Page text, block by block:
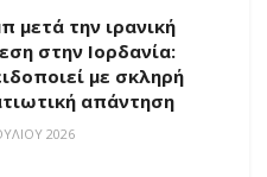
μετά την ιρανική
στην Ιορδανία:
με σκληρή
απάντηση
2026